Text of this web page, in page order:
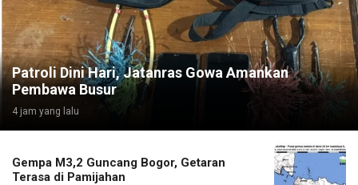
Patroli Dini Hari, Jatanras Gowa Amankan
Pembawa Busur
4 jam yang lalu
Gempa M3,2 Guncang Bogor, Getaran
Terasa di Pamijahan